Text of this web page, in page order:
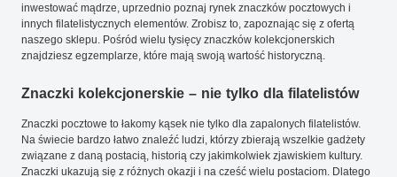
inwestować mądrze, uprzednio poznaj rynek znaczków pocztowych i
innych filatelistycznych elementów. Zrobisz to, zapoznając się z ofertą
naszego sklepu. Pośród wielu tysięcy znaczków kolekcjonerskich
znajdziesz egzemplarze, które mają swoją wartość historyczną.
Znaczki kolekcjonerskie – nie tylko dla filatelistów
Znaczki pocztowe to łakomy kąsek nie tylko dla zapalonych filatelistów.
Na świecie bardzo łatwo znaleźć ludzi, którzy zbierają wszelkie gadżety
związane z daną postacią, historią czy jakimkolwiek zjawiskiem kultury.
Znaczki ukazują się z różnych okazji i na cześć wielu postaciom. Dlatego